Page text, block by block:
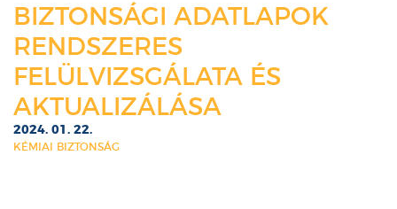
BIZTONSÁGI ADATLAPOK
RENDSZERES
FELÜLVIZSGÁLATA ÉS
AKTUALIZÁLÁSA
2024. 01. 22.
KÉMIAI BIZTONSÁG